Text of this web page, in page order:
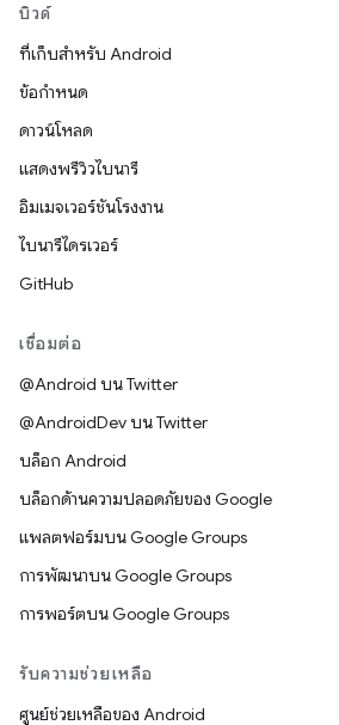
บิวด์
ที่เก็บสำหรับ Android
ข้อกำหนด
ดาวน์โหลด
แสดงพรีวิวไบนารี
อิมเมจเวอร์ชันโรงงาน
ไบนารีไดรเวอร์
GitHub
เชื่อมต่อ
@Android บน Twitter
@AndroidDev บน Twitter
บล็อก Android
บล็อกด้านความปลอดภัยของ Google
แพลตฟอร์มบน Google Groups
การพัฒนาบน Google Groups
การพอร์ตบน Google Groups
รับความช่วยเหลือ
ศูนย์ช่วยเหลือของ Android